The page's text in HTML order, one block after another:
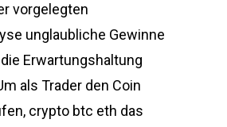
vorgelegten
unglaubliche Gewinne
Erwartungshaltung
als Trader den Coin
crypto btc eth das